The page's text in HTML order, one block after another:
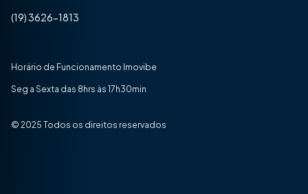
(19) 3626-1813
Horário de Funcionamento Imovibe
Seg a Sexta das 8hrs às 17h30min
© 2025 Todos os direitos reservados